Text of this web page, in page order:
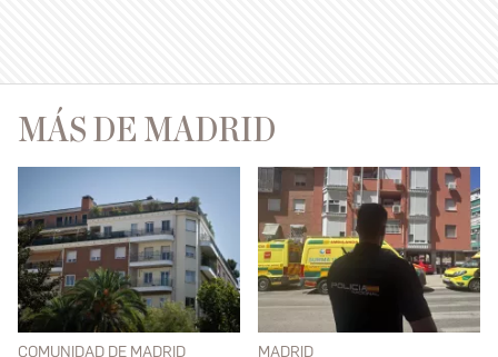
MÁS DE MADRID
COMUNIDAD DE MADRID MADRID